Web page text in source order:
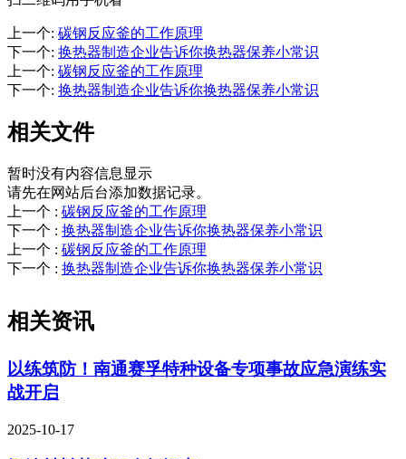
上一个: 碳钢反应釜的工作原理
下一个: 换热器制造企业告诉你换热器保养小常识
上一个: 碳钢反应釜的工作原理
下一个: 换热器制造企业告诉你换热器保养小常识
相关文件
暂时没有内容信息显示
请先在网站后台添加数据记录。
上一个 : 碳钢反应釜的工作原理
下一个 : 换热器制造企业告诉你换热器保养小常识
上一个 : 碳钢反应釜的工作原理
下一个 : 换热器制造企业告诉你换热器保养小常识
相关资讯
以练筑防！南通赛孚特种设备专项事故应急演练实
战开启
2025-10-17